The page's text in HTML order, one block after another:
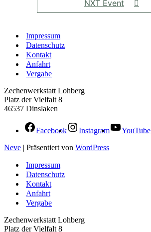
NXT Event
Impressum
Datenschutz
Kontakt
Anfahrt
Vergabe
Zechenwerkstatt Lohberg
Platz der Vielfalt 8
46537 Dinslaken
Facebook Instagram
YouTube
Neve | Präsentiert von WordPress
Impressum
Datenschutz
Kontakt
Anfahrt
Vergabe
Zechenwerkstatt Lohberg
Platz der Vielfalt 8